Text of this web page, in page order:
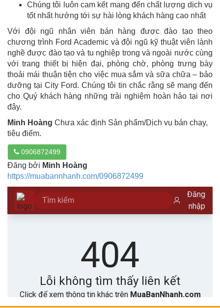
Chúng tôi luôn cam kết mang đến chất lượng dịch vụ
tốt nhất hướng tới sự hài lòng khách hàng cao nhất
Với đội ngũ nhân viên bán hàng được đào tạo theo
chương trình Ford Academic và đội ngũ kỹ thuật viên lành
nghề được đào tạo và tu nghiệp trong và ngoài nước cùng
với trang thiết bị hiện đại, phòng chờ, phòng trưng bày
thoải mái thuận tiện cho việc mua sắm và sữa chữa – bảo
dưỡng tại City Ford. Chúng tôi tin chắc rằng sẽ mang đến
cho Quý khách hàng những trải nghiệm hoàn hảo tại nơi
đây.
Minh Hoàng Chưa xác định Sản phẩm/Dịch vụ bán chạy,
tiêu điểm.
0906872499
Đăng bởi Minh Hoàng
https://muabannhanh.com/0906872499